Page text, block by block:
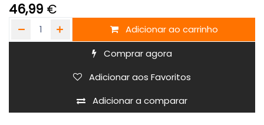
46,99 €
Adicionar ao carrinho
Comprar agora
Adicionar a comparar
Adicionar aos Favoritos